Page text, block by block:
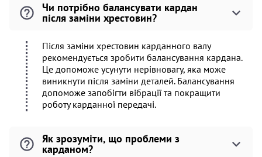
Чи потрібно балансувати кардан
після заміни хрестовин?
Після заміни хрестовин карданного валу
рекомендується зробити балансування кардана.
Це допоможе усунути нерівновагу, яка може
виникнути після заміни деталей. Балансування
допоможе запобігти вібрації та покращити
роботу карданної передачі.
Як зрозуміти, що проблеми з
карданом?